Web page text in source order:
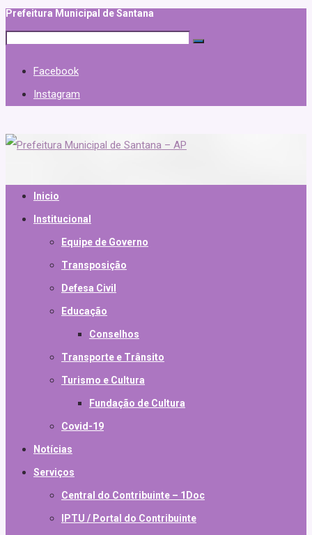
Prefeitura Municipal de Santana
Facebook
Instagram
Inicio
Institucional
Equipe de Governo
Transposição
Defesa Civil
Educação
Conselhos
Transporte e Trânsito
Turismo e Cultura
Fundação de Cultura
Covid-19
Notícias
Serviços
Central do Contribuinte – 1Doc
IPTU / Portal do Contribuinte